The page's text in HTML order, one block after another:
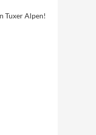
Tuxer Alpen!